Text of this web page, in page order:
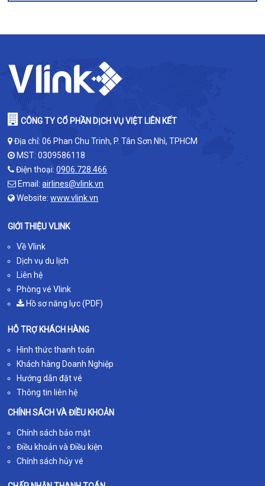
CÔNG TY CỔ PHẦN DỊCH VỤ VIỆT LIÊN KẾT
Địa chỉ: 06 Phan Chu Trinh, P. Tân Sơn Nhì, TPHCM
MST: 0309586118
Điện thoại:0906.728.466
Email:airlines@vlink.vn
Website:www.vlink.vn
GIỚI THIỆU VLINK
Về Vlink
Dịch vụ du lịch
Liên hệ
Phòng vé Vlink
Hồ sơ năng lực (PDF)
HỖ TRỢ KHÁCH HÀNG
Hình thức thanh toán
Khách hàng Doanh Nghiệp
Hướng dẫn đặt vé
Thông tin liên hệ
CHÍNH SÁCH VÀ ĐIỀU KHOẢN
Chính sách bảo mật
Điều khoản và Điều kiện
Chính sách hủy vé